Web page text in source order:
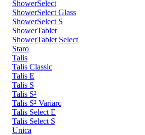
ShowerSelect
ShowerSelect Glass
ShowerSelect S
ShowerTablet
ShowerTablet Select
Staro
Talis
Talis Classic
Talis E
Talis S
Talis S²
Talis S² Variarc
Talis Select E
Talis Select S
Unica